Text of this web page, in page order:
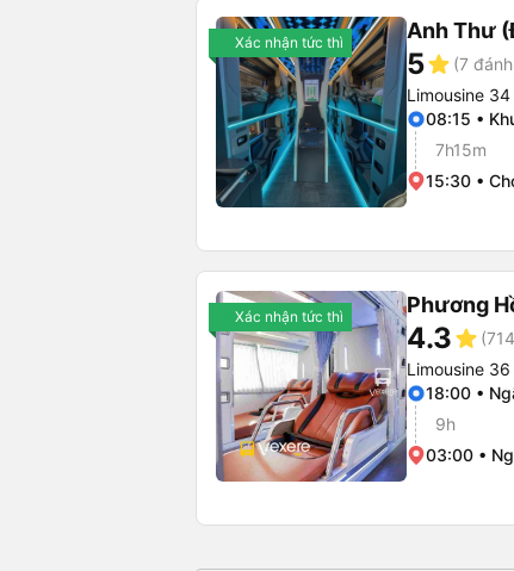
Xác nhận tức thì Anh Thư
5star (7
Limousine
08:15 •
7h15m
15:30 •
Xác nhận tức thì Phương
4.3star
Limousine
18:00 •
9h
03:00 •